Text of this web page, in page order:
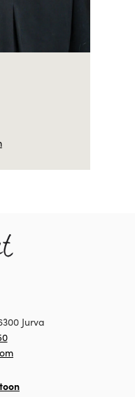
Jurva